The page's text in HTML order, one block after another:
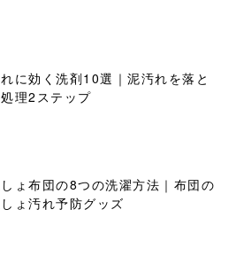
に効く洗剤10選｜泥汚れを落と
理2ステップ
ょ布団の8つの洗濯方法｜布団の
ょ汚れ予防グッズ